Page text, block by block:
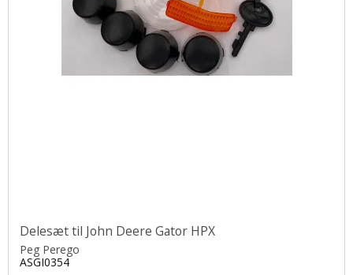
Delesæt til John Deere Gator HPX
Peg Perego
ASGI0354